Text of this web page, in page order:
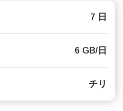
7 日
6 GB/日
チリ